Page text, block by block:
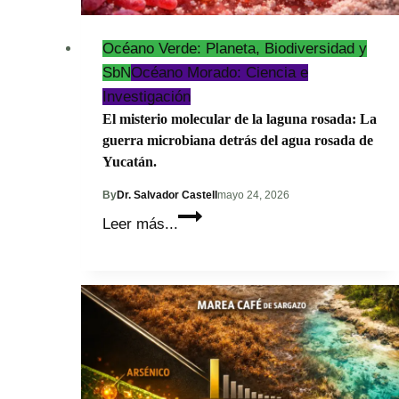
Océano Verde: Planeta, Biodiversidad y
SbNOcéano Morado: Ciencia e
Investigación
El misterio molecular de la laguna rosada: La
guerra microbiana detrás del agua rosada de
Yucatán.
ByDr. Salvador Castell mayo 24, 2026
Leer más...
El
de
la
laguna
rosada: